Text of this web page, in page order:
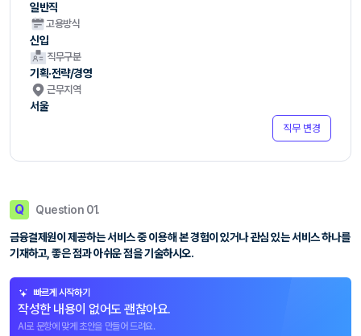
일반직
고용방식
신입
직무구분
기획·전략/경영
근무지역
서울
직무 변경
Q Question 01.
금융결제원이 제공하는 서비스 중 이용해 본 경험이 있거나 관심 있는 서비스 하나를
기재하고, 좋은 점과 아쉬운 점을 기술하시오.
빠르게 시작하기
작성한 내용이 없어도 괜찮아요.
AI로 문항에 맞게 초안을 만들어 드려요.